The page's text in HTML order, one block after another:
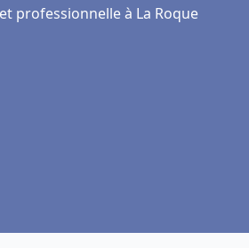
professionnelle à La Roque